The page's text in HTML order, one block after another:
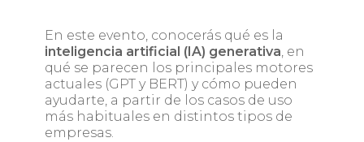
En este evento, conocerás qué es la
inteligencia artificial (IA) generativa, en
qué se parecen los principales motores
actuales (GPT y BERT) y cómo pueden
ayudarte, a partir de los casos de uso
más habituales en distintos tipos de
empresas.